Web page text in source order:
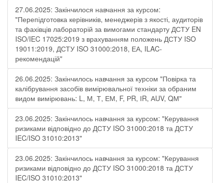
27.06.2025: Закінчилося навчання за курсом:
"Перепідготовка керівників, менеджерів з якості, аудиторів
та фахівців лабораторій за вимогами стандарту ДСТУ EN
ISO/IEC 17025:2019 з врахуванням положень ДСТУ ISO
19011:2019, ДСТУ ISO 31000:2018, ЕА, ILAC-
рекомендацій"
26.06.2025: Закінчилось навчання за курсом "Повірка та
калібрування засобів вимірювальної техніки за обраним
видом вимірювань: L, М, Т, ЕМ, F, РR, ІR, АUV, QМ"
23.06.2025: Закінчилось навчання за курсом: "Керування
ризиками відповідно до ДСТУ ISO 31000:2018 та ДСТУ
IEC/ISO 31010:2013"
23.06.2025: Закінчилось навчання за курсом: "Керування
ризиками відповідно до ДСТУ ISO 31000:2018 та ДСТУ
IEC/ISO 31010:2013"